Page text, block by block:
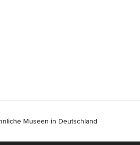
Museen in Deutschland